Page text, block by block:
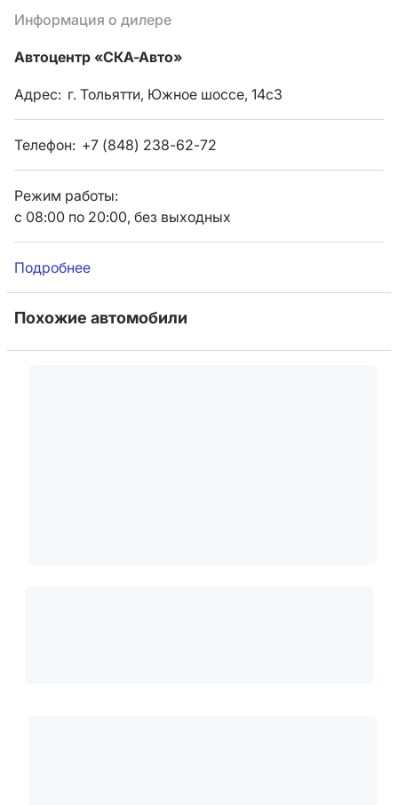
Информация о дилере
Автоцентр «СКА-Авто»
Адрес: г. Тольятти, Южное шоссе, 14с3
Телефон: +7 (848) 238-62-72
Режим работы:
с 08:00 по 20:00, без выходных
Подробнее
Похожие автомобили